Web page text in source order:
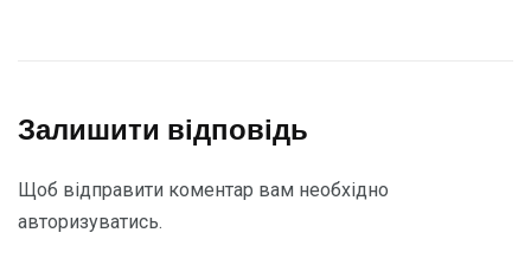
Залишити відповідь
Щоб відправити коментар вам необхідно
авторизуватись.